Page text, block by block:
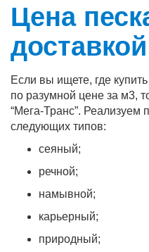
Цена
Если вы ищете, где
по разумной цене за м3,
“Мега-Транс”. Реализуем
следующих типов:
сеяный;
речной;
намывной;
карьерный;
природный;